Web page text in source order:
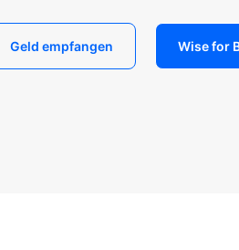
Geld empfangen Wise for